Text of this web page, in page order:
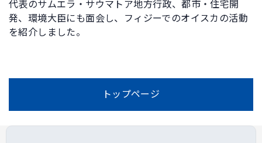
代表のサムエラ・サウマトア地方行政、都市・住宅開
発、環境大臣にも面会し、フィジーでのオイスカの活動
を紹介しました。
トップページ